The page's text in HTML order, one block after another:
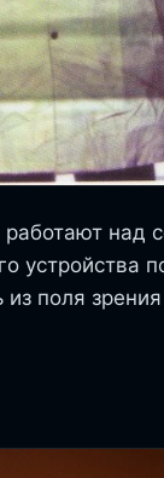
над
из поля